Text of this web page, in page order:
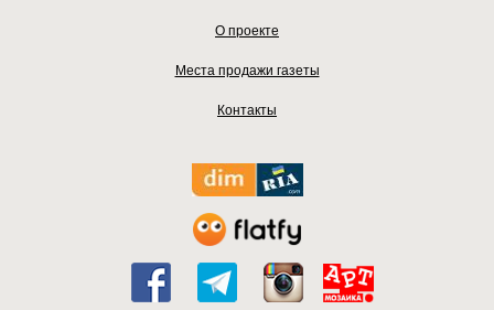
О проекте
Места продажи газеты
Контакты